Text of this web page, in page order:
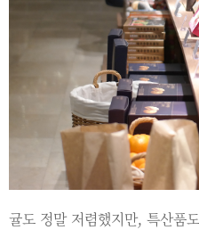
귤도 정말 저렴했지만, 특산품